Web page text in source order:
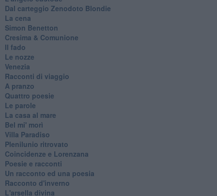
Dal carteggio Zenodoto Blondie
La cena
Simon Benetton
Cresima & Comunione
Il fado
Le nozze
Venezia
Racconti di viaggio
A pranzo
Quattro poesie
Le parole
La casa al mare
Bel mi' morì
Villa Paradiso
Plenilunio ritrovato
Coincidenze e Lorenzana
Poesie e racconti
Un racconto ed una poesia
Racconto d'inverno
​L'arsella divina